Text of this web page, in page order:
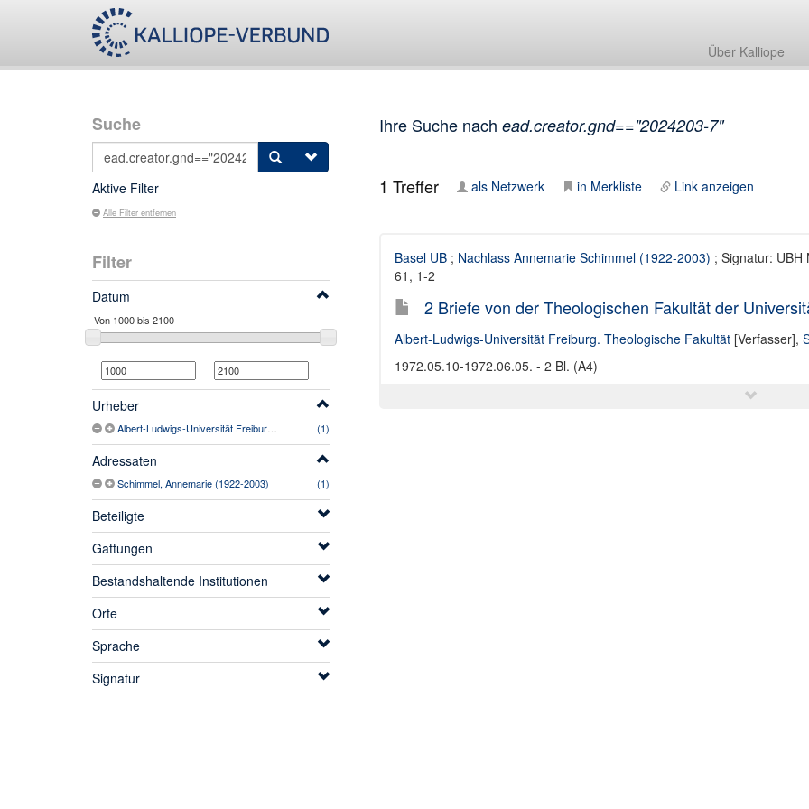
Über Kalliope
Suche
Aktive Filter
Alle Filter entfernen
Filter
Datum
Urheber
Albert-Ludwigs-Universität Freiburg. Theologische Fakultät (1)
Adressaten
Schimmel, Annemarie (1922-2003) (1)
Beteiligte
Gattungen
Bestandshaltende Institutionen
Orte
Sprache
Signatur
Ihre Suche nach ead.creator.gnd=="2024203-7"
1 Treffer als Netzwerk in Merkliste Link anzeigen
Basel UB; Nachlass Annemarie Schimmel (1922-2003) ; Signatur: UBH
61, 1-2
2 Briefe von der Theologischen Fakultät der
Albert-Ludwigs-Universität Freiburg. Theologische Fakultät[Verfasser],
1972.05.10-1972.06.05. - 2 Bl. (A4)